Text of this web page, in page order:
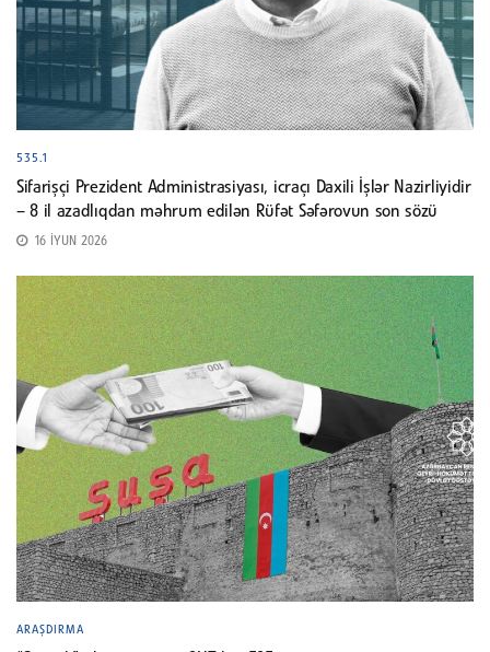
535.1
Sifarişçi Prezident Administrasiyası, icraçı Daxili İşlər Nazirliyidir
– 8 il azadlıqdan məhrum edilən Rüfət Səfərovun son sözü
16 İYUN 2026
ARAŞDIRMA